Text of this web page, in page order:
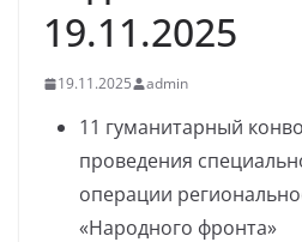
19.11.2025
19.11.2025 admin
11 гуманитарный
проведения
операции
«Народного фронта»